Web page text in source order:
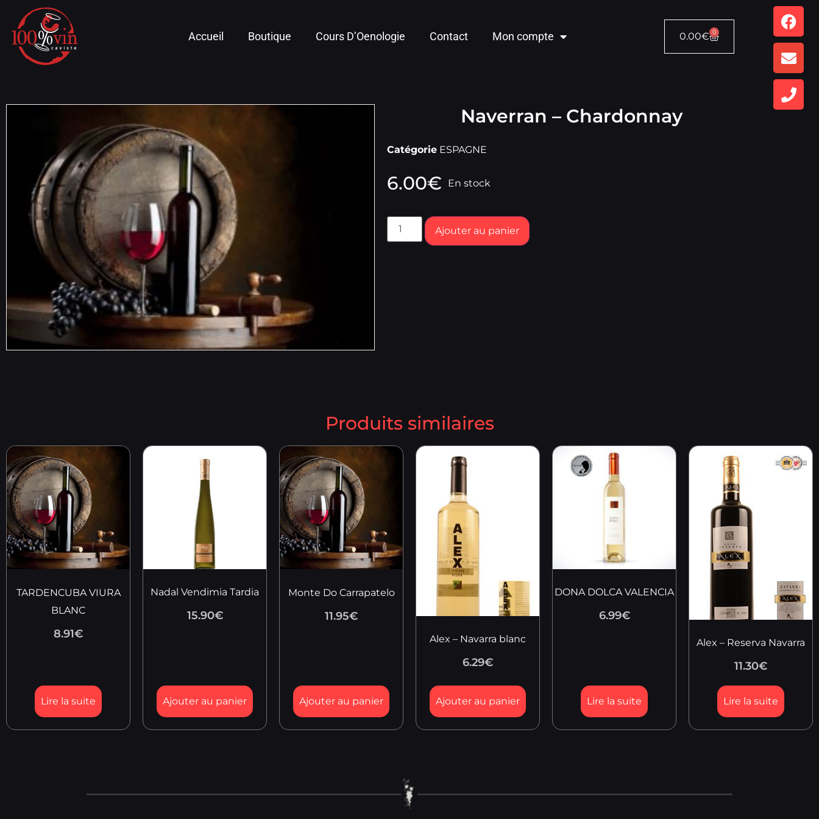
Accueil Boutique Cours D’Oenologie Contact Mon compte 0.00€ 0
Naverran – Chardonnay
Catégorie ESPAGNE
6.00€ En stock
Ajouter au panier
Produits similaires
TARDENCUBA VIURA
BLANC
8.91€
Lire la suite
Nadal Vendimia Tardia
15.90€
Ajouter au panier
Monte Do Carrapatelo
11.95€
Ajouter au panier
Alex – Navarra blanc
6.29€
Ajouter au panier
DONA DOLCA VALENCIA
6.99€
Lire la suite
Alex – Reserva Navarra
11.30€
Lire la suite